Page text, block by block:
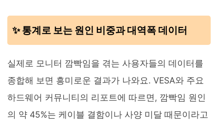
✨ 통계로 보는 원인 비중과 대역폭 데이터
실제로 모니터 깜빡임을 겪는 사용자들의 데이터를
종합해 보면 흥미로운 결과가 나와요. VESA와 주요
하드웨어 커뮤니티의 리포트에 따르면, 깜빡임 원인
의 약 45%는 케이블 결함이나 사양 미달 때문이라고